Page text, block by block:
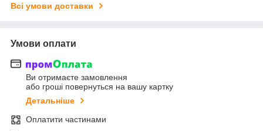
Всі умови доставки
Умови оплати
Ви отримаєте замовлення
або гроші повернуться на вашу картку
Детальніше
Оплатити частинами